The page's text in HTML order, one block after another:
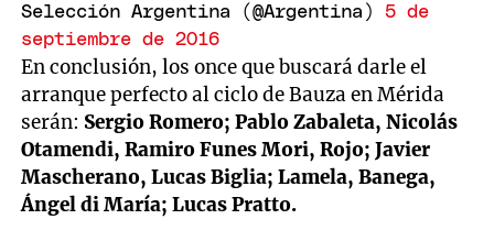
Selección Argentina (@Argentina)5 de
septiembre de 2016
En conclusión, los once que buscará darle el
arranque perfecto al ciclo de Bauza en Mérida
serán: Sergio Romero; Pablo Zabaleta, Nicolás
Otamendi, Ramiro Funes Mori, Rojo; Javier
Mascherano, Lucas Biglia; Lamela, Banega,
Ángel di María; Lucas Pratto.